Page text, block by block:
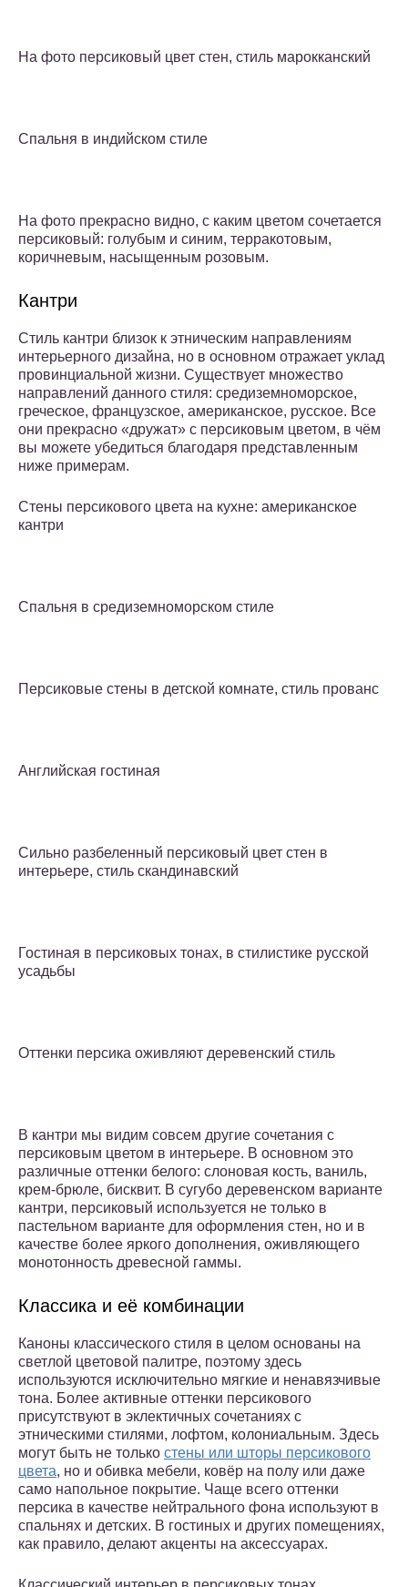
На фото персиковый цвет стен, стиль марокканский
Спальня в индийском стиле
На фото прекрасно видно, с каким цветом сочетается
персиковый: голубым и синим, терракотовым,
коричневым, насыщенным розовым.
Кантри
Стиль кантри близок к этническим направлениям
интерьерного дизайна, но в основном отражает уклад
провинциальной жизни. Существует множество
направлений данного стиля: средиземноморское,
греческое, французское, американское, русское. Все
они прекрасно «дружат» с персиковым цветом, в чём
вы можете убедиться благодаря представленным
ниже примерам.
Стены персикового цвета на кухне: американское
кантри
Спальня в средиземноморском стиле
Персиковые стены в детской комнате, стиль прованс
Английская гостиная
Сильно разбеленный персиковый цвет стен в
интерьере, стиль скандинавский
Гостиная в персиковых тонах, в стилистике русской
усадьбы
Оттенки персика оживляют деревенский стиль
В кантри мы видим совсем другие сочетания с
персиковым цветом в интерьере. В основном это
различные оттенки белого: слоновая кость, ваниль,
крем-брюле, бисквит. В сугубо деревенском варианте
кантри, персиковый используется не только в
пастельном варианте для оформления стен, но и в
качестве более яркого дополнения, оживляющего
монотонность древесной гаммы.
Классика и её комбинации
Каноны классического стиля в целом основаны на
светлой цветовой палитре, поэтому здесь
используются исключительно мягкие и ненавязчивые
тона. Более активные оттенки персикового
присутствуют в эклектичных сочетаниях с
этническими стилями, лофтом, колониальным. Здесь
могут быть не только стены или шторы персикового
цвета, но и обивка мебели, ковёр на полу или даже
само напольное покрытие. Чаще всего оттенки
персика в качестве нейтрального фона используют в
спальнях и детских. В гостиных и других помещениях,
как правило, делают акценты на аксессуарах.